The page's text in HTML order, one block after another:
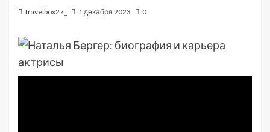
travelbox27_ 1 декабря 2023 0